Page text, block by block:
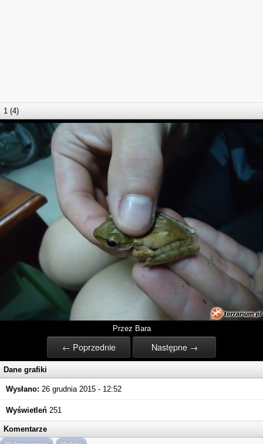
1 (4)
Przez Bara
← Poprzednie Następne →
Dane grafiki
Wysłano: 26 grudnia 2015 - 12:52
Wyświetleń 251
Komentarze